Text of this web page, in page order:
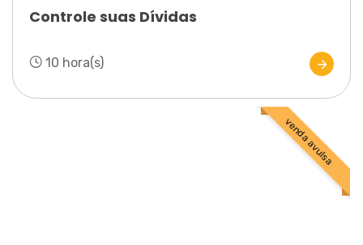
Controle suas Dívidas
10 hora(s)
venda avulsa